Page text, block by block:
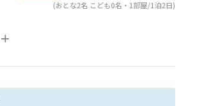
(おとな2名 こども0名・1部屋/1泊2日)